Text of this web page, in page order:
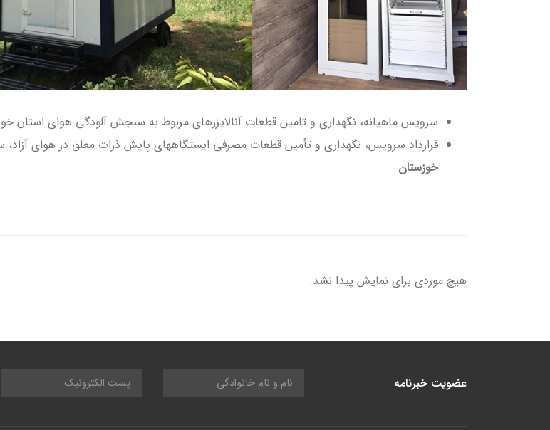
سرویس ماهیانه، نگهداری و تامین قطعات آنالایزرهای مربوط به سنجش آلودگی هوای استان
قرارداد سرویس، نگهداری و تأمین قطعات مصرفی ایستگاههای پایش ذرات معلق در هوای
خوزستان
هیچ موردی برای نمایش پیدا نشد.
عضویت خبرنامه